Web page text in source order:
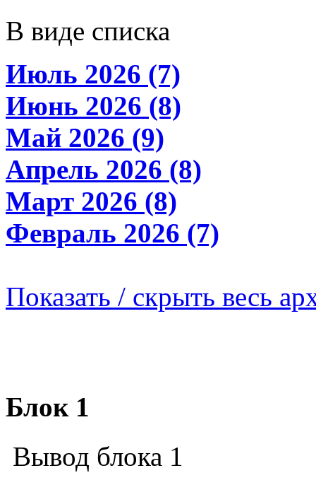
В виде списка
Июль 2026 (7)
Июнь 2026 (8)
Май 2026 (9)
Апрель 2026 (8)
Март 2026 (8)
Февраль 2026 (7)
Показать / скрыть весь
Блок 1
Вывод блока 1